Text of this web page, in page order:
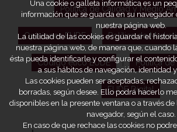
Política de Calidad y Medio
Opiniones EUDE Política de
Código ético EUDE Política
EUDE Digital
Una cookie o galleta informática es un
información que se guarda en su navegador
nuestra página web.
La utilidad de las cookies es guardar el
nuestra página web, de manera que, cuando
ésta pueda identificarle y configurar el
a sus hábitos de navegación, identidad
Las cookies pueden ser aceptadas,
borradas, según desee. Ello podrá hacerlo
disponibles en la presente ventana o a través
navegador, según el caso.
En caso de que rechace las cookies no